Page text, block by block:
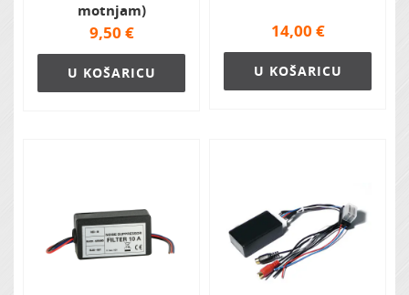
motnjam)
9,50 €
U KOŠARICU
14,00 €
U KOŠARICU